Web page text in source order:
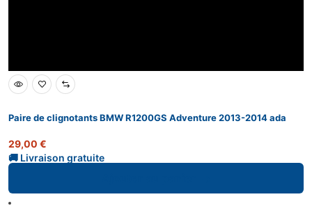
Paire de clignotants BMW R1200GS Adventure 2013-2014 ada
29,00 €